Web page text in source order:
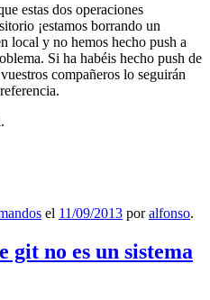
estas dos operaciones
¡estamos borrando un
local y no hemos hecho push a
Si ha habéis hecho push de
compañeros lo seguirán
el 11/09/2013 poralfonso.
git no es un sistema